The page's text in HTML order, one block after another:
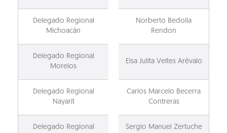
Delegado Regional
Michoacán
Norberto Bedolla
Rendon
Delegado Regional
Morelos
Elsa Julita Veites Arévalo
Delegado Regional
Nayarit
Carlos Marcelo Becerra
Contreras
Delegado Regional
Sergio Manuel Zertuche